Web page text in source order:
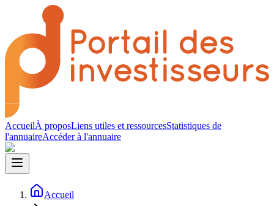
AccueilÀ proposLiens utiles et ressourcesStatistiques de
l'annuaireAccéder à l'annuaire
Accueil